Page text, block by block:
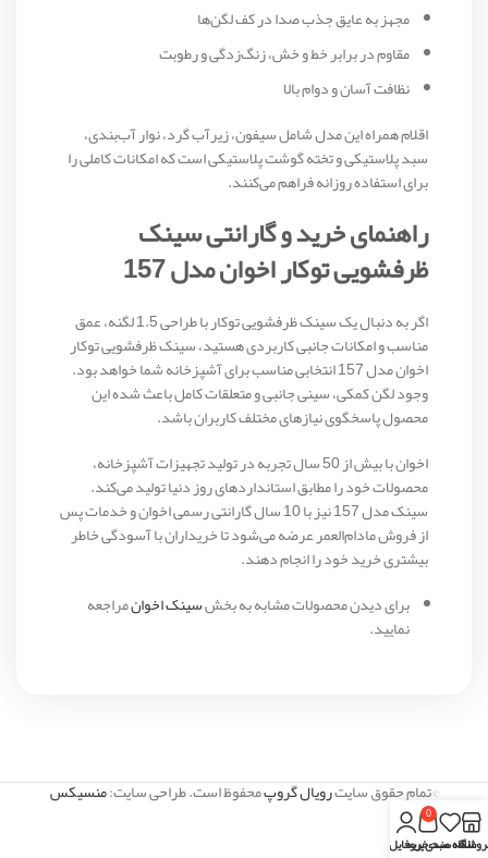
مجهز به عایق جذب صدا در کف لگن‌ها
مقاوم در برابر خط و خش، زنگ‌زدگی و رطوبت
نظافت آسان و دوام بالا
اقلام همراه این مدل شامل سیفون، زیرآب گرد، نوار آب‌بندی،
سبد پلاستیکی و تخته گوشت پلاستیکی است که امکانات کاملی را
برای استفاده روزانه فراهم می‌کنند.
راهنمای خرید و گارانتی سینک
ظرفشویی توکار اخوان مدل 157
اگر به دنبال یک سینک ظرفشویی توکار با طراحی 1.5 لگنه، عمق
مناسب و امکانات جانبی کاربردی هستید، سینک ظرفشویی توکار
اخوان مدل 157 انتخابی مناسب برای آشپزخانه شما خواهد بود.
وجود لگن کمکی، سینی جانبی و متعلقات کامل باعث شده این
محصول پاسخگوی نیازهای مختلف کاربران باشد.
اخوان با بیش از 50 سال تجربه در تولید تجهیزات آشپزخانه،
محصولات خود را مطابق استانداردهای روز دنیا تولید می‌کند.
سینک مدل 157 نیز با 10 سال گارانتی رسمی اخوان و خدمات پس
از فروش مادام‌العمر عرضه می‌شود تا خریداران با آسودگی خاطر
بیشتری خرید خود را انجام دهند.
برای دیدن محصولات مشابه به بخشسینک اخوانمراجعه
نمایید.
©تمام حقوق سایترویال گروپمحفوظ است. طراحی سایت:منسیکس
علاقه مندی
0
سبد خریدپروفایل